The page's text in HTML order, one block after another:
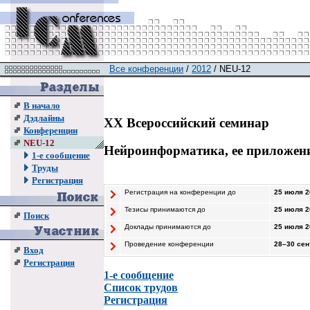
В начало
Дэдлайны
Конференции
NEU-12
1-е сообщение
Труды
Регистрация
Поиск
Вход
Регистрация
Все конференции / 2012 / NEU-12
XX Всероссийский семинар
Нейроинформатика, ее
Регистрация на конференции до 25 июля
Тезисы принимаются до 25 июля
Доклады принимаются до 25 июля
Проведение конференции 28–30
1-е сообщение
Список трудов
Регистрация